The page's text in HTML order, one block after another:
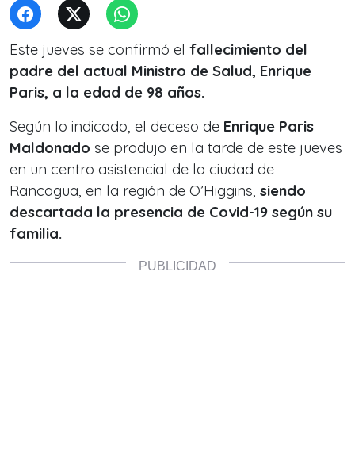
Este jueves se confirmó el fallecimiento del
padre del actual Ministro de Salud, Enrique
Paris, a la edad de 98 años.
Según lo indicado, el deceso de Enrique Paris
Maldonado se produjo en la tarde de este jueves
en un centro asistencial de la ciudad de
Rancagua, en la región de O’Higgins, siendo
descartada la presencia de Covid-19 según su
familia.